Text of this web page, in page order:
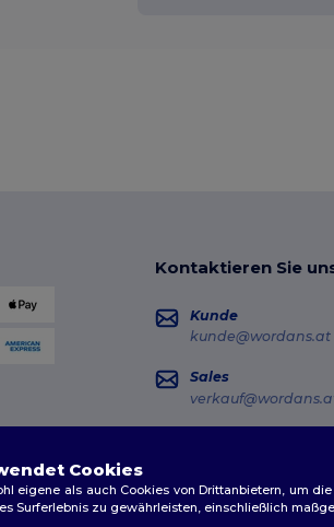
Kontaktieren Sie
Kunde
kunde@wordans.at
Sales
Cookies
eigene als auch Cookies von Drittanbietern, um
Surferlebnis zu gewährleisten, einschließlich